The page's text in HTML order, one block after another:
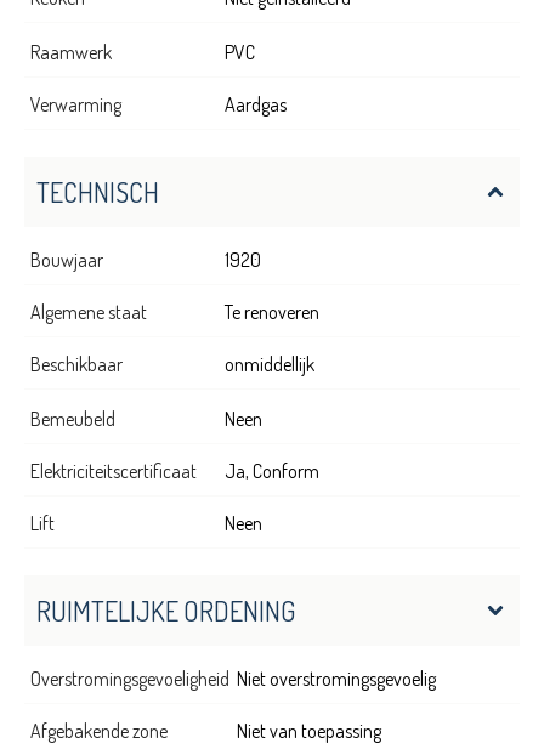
Raamwerk PVC
Verwarming Aardgas
TECHNISCH
Bouwjaar 1920
Algemene staat Te renoveren
Beschikbaar onmiddellijk
Bemeubeld Neen
Elektriciteitscertificaat Ja, Conform
Lift Neen
RUIMTELIJKE ORDENING
Overstromingsgevoeligheid Niet overstromingsgevoelig
Afgebakende zone Niet van toepassing